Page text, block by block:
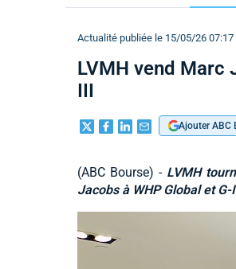
Actualité publiée le 15/05/26 07:17
LVMH vend Marc
III
Ajouter ABC
(ABC Bourse) - LVMH
Jacobs à WHP Global et